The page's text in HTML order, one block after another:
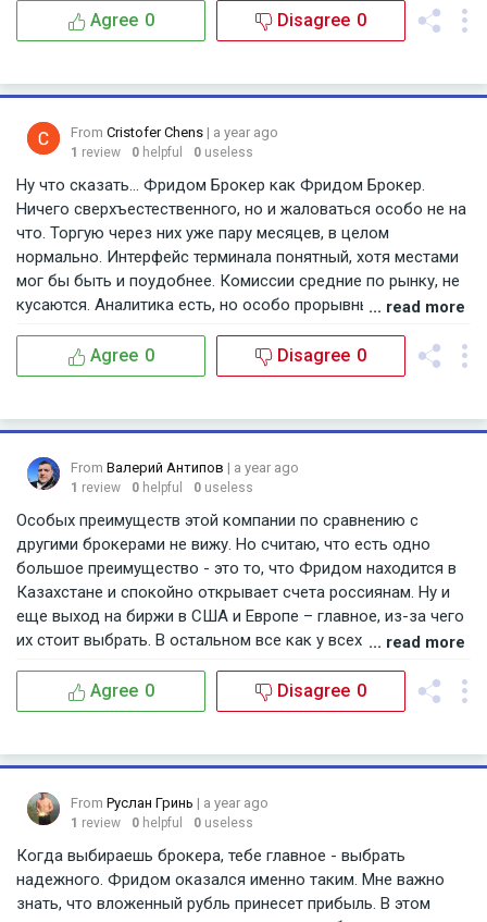
Agree 0 Disagree 0
From Cristofer Chens | a year ago
1 review 0 helpful 0 useless
Ну что сказать… Фридом Брокер как Фридом Брокер.
Ничего сверхъестественного, но и жаловаться особо не на
что. Торгую через них уже пару месяцев, в целом
нормально. Интерфейс терминала понятный, хотя местами
мог бы быть и поудобнее. Комиссии средние по рынку, не
кусаются. Аналитика есть, но особо прорывных идей не
оперативно, отвечают на вопросы по делу. Единственное,
что немного напрягает – это частые обновления системы,
... read more
Agree 0 Disagree 0
From Валерий Антипов | a year ago
1 review 0 helpful 0 useless
Особых преимуществ этой компании по сравнению с
другими брокерами не вижу. Но считаю, что есть одно
большое преимущество - это то, что Фридом находится в
Казахстане и спокойно открывает счета россиянам. Ну и
еще выход на биржи в США и Европе – главное, из-за чего
их стоит выбрать. В остальном все как у всех – набор
компаний есть
... read more
Agree 0 Disagree 0
From Руслан Гринь | a year ago
1 review 0 helpful 0 useless
Когда выбираешь брокера, тебе главное - выбрать
надежного. Фридом оказался именно таким. Мне важно
знать, что вложенный рубль принесет прибыль. В этом